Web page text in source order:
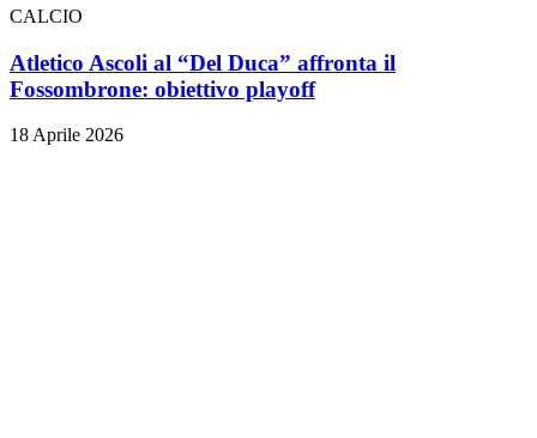
CALCIO
Atletico Ascoli al “Del Duca” affronta il
Fossombrone: obiettivo playoff
18 Aprile 2026